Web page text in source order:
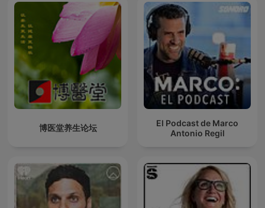
博医堂养生论坛
El Podcast de Marco
Antonio Regil